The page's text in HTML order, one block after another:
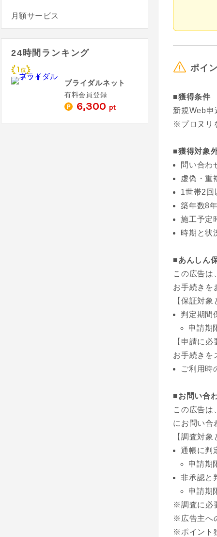
ポイ
■獲得条件
新規Web申
※プロヌリ
■獲得対象
問い合わ
虚偽・重
1世帯2回
築年数8
施工予定
時期と状
■あんしん
この広告は
お手続きを
【保証対
判定期間
申請期
【申請に
お手続きを
ご利用時
■お問い合
この広告は
にお問い合
【調査対
通帳に判
申請期
非承認と
申請期
※調査に必
※広告主へ
※ポイント
月額サービス
24時間ランキング
ブライダルネット
有料会員登録
6,300 pt